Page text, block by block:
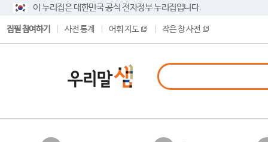
이 누리집은 대한민국 공식 전자정부 누리집입니다.
집필 참여하기 사전 통계 어휘 지도 작은 창 사전